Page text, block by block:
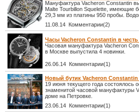
Мануфактура Vacheron Constantin
Malte Tourbillon Squelette, имеющие
29,3 мм из платины 950 пробы.
11.08.14 Комментарии(2)
Часы Vacheron Constantin в
Часовая мануфактура Vacheron
в Москве выпустила 4 новинки.
26.06.14 Комментарии(1)
Новый бутик Vacheron
19 июня текущего года состоялось
знаменитой часовой мануфактуры
доме на Петровке.
23.06.14 Комментарии(1)